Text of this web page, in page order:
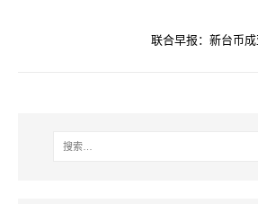
联合早报：新台币